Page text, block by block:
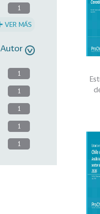
1
VER MÁS
Autor
1
1
1
1
1